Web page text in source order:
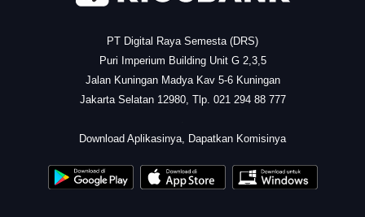
PT Digital Raya Semesta (DRS)
Puri Imperium Building Unit G 2,3,5
Jalan Kuningan Madya Kav 5-6 Kuningan
Jakarta Selatan 12980, Tlp. 021 294 88 777
Download Aplikasinya, Dapatkan Komisinya